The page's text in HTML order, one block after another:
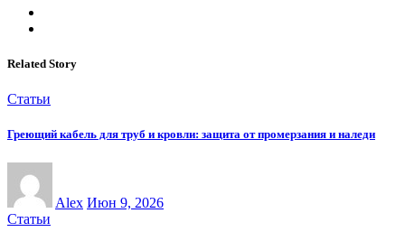
Related Story
Статьи
Греющий кабель для труб и кровли: защита от промерзания и наледи
Alex Июн 9, 2026
Статьи